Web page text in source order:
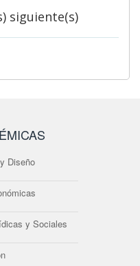
siguiente(s)
Diseño
y Sociales